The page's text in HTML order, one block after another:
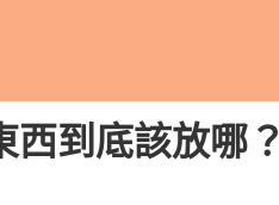
到底該放哪？